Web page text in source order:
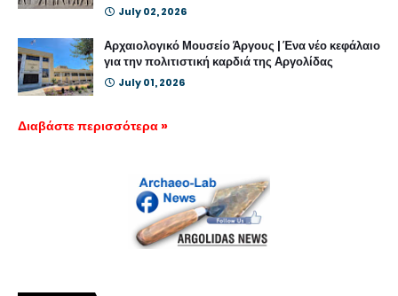
July 02, 2026
Αρχαιολογικό Μουσείο Άργους | Ένα νέο κεφάλαιο
για την πολιτιστική καρδιά της Αργολίδας
July 01, 2026
Διαβάστε περισσότερα »